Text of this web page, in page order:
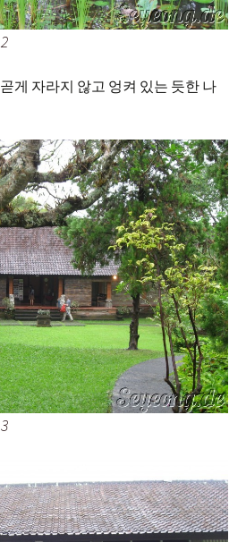
게 자라지 않고 엉켜 있는 듯한 나